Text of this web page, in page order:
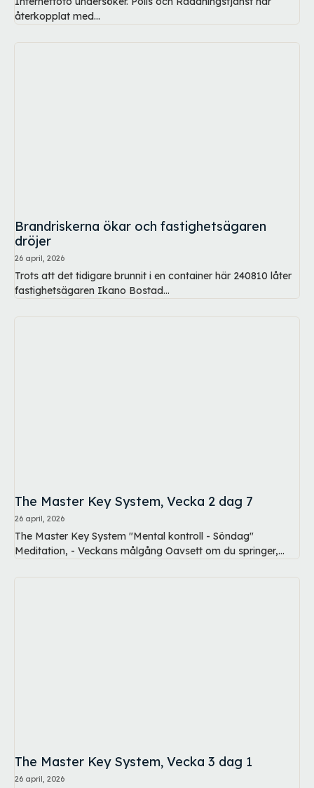
återkopplat med...
Brandriskerna ökar och fastighetsägaren
dröjer
26 april, 2026
Trots att det tidigare brunnit i en container här 240810 låter
fastighetsägaren Ikano Bostad...
The Master Key System, Vecka 2 dag 7
26 april, 2026
The Master Key System "Mental kontroll - Söndag"
Meditation, - Veckans målgång Oavsett om du springer,...
The Master Key System, Vecka 3 dag 1
26 april, 2026